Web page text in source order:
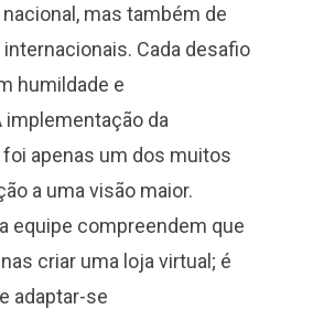
mas também de
Cada desafio
humildade e
implementação da
apenas um dos muitos
a uma visão maior.
equipe compreendem que
criar uma loja virtual; é
adaptar-se